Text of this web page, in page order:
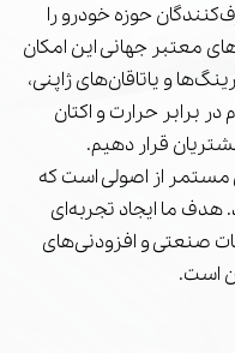
حوزه خودرو را
معتبر جهانی این امکان
و یاتاقان‌های ژاپنی،
برابر حرارت و اکتان
قرار دهیم.
از اصولی است که
ما ایجاد تجربه‌ای
صنعتی و افزودنی‌های
است.